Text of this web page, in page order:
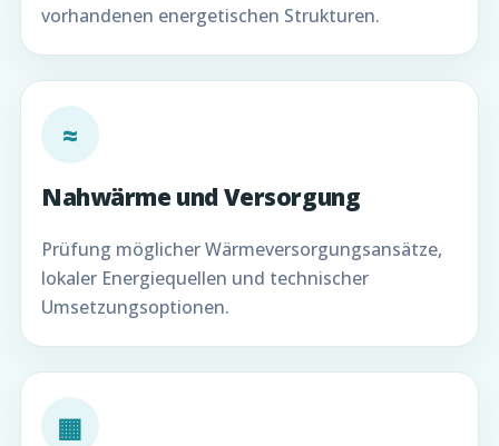
vorhandenen energetischen Strukturen.
≈
Nahwärme und Versorgung
Prüfung möglicher Wärmeversorgungsansätze,
lokaler Energiequellen und technischer
Umsetzungsoptionen.
▦